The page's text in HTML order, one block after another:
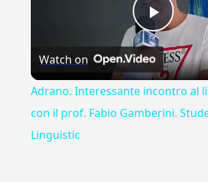
Play
Video
Watch on
Adrano. Interessante incontro al
con il prof. Fabio Gamberini.
Linguistic